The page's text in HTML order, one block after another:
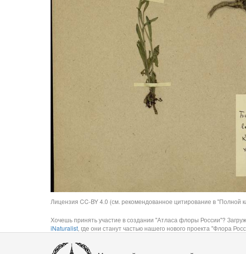
Лицензия CC-BY 4.0 (см. рекомендованное цитирование в "Полной
Хочешь принять участие в создании "Атласа флоры России"?
iNaturalist, где они станут частью нашего нового проекта "Флора